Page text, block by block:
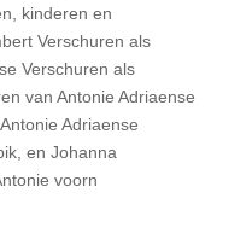
kinderen en
Verschuren als
Verschuren als
van Antonie Adriaense
Adriaense
en Johanna
voorn